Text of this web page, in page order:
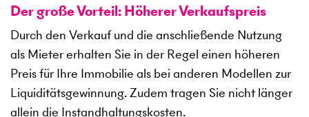
Der große Vorteil: Höherer Verkaufspreis
Durch den Verkauf und die anschließende Nutzung
als Mieter erhalten Sie in der Regel einen höheren
Preis für Ihre Immobilie als bei anderen Modellen zur
Liquiditätsgewinnung. Zudem tragen Sie nicht länger
allein die Instandhaltungskosten.